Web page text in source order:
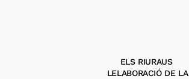
ELS RIURAUS 
LELABORACIÓ DE LA